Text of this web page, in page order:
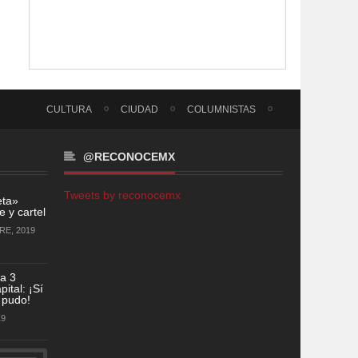
CULTURA CIUDAD COLUMNISTAS
y cartel
2019
3
¡Sí
@RECONOCEMX
Tweets by reconocemx